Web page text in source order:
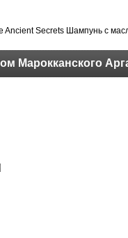
Ancient Secrets Шампунь с
Марокканского